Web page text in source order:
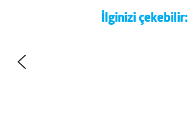
İlginizi çekebilir: